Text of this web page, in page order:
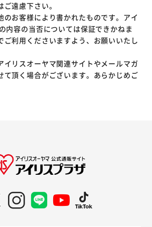
遠慮下さい。
のお客様により書かれたものです。アイ
内容の当否については保証できかねま
ご利用くださいますよう、お願いいたし
イリスオーヤマ関連サイトやメールマガ
て頂く場合がございます。あらかじめご